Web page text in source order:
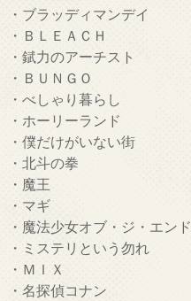
・ブラッディマンデイ
・ＢＬＥＡＣＨ
・錻力のアーチスト
・ＢＵＮＧＯ
・べしゃり暮らし
・ホーリーランド
・僕だけがいない街
・北斗の拳
・魔王
・マギ
・魔法少女オブ・ジ・エンド
・ミステリという勿れ
・ＭＩＸ
・名探偵コナン